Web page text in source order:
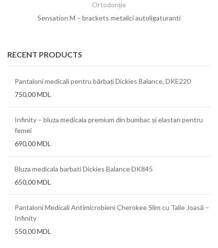
Ortodonție
Sensation M – brackets metalici autoligaturanti
RECENT PRODUCTS
Pantaloni medicali pentru bărbați Dickies Balance, DKE220
750,00MDL
Infinity – bluza medicala premium din bumbac și elastan pentru
femei
690,00MDL
Bluza medicala barbati Dickies Balance DK845
650,00MDL
Pantaloni Medicali Antimicrobieni Cherokee Slim cu Talie Joasă –
Infinity
550,00MDL